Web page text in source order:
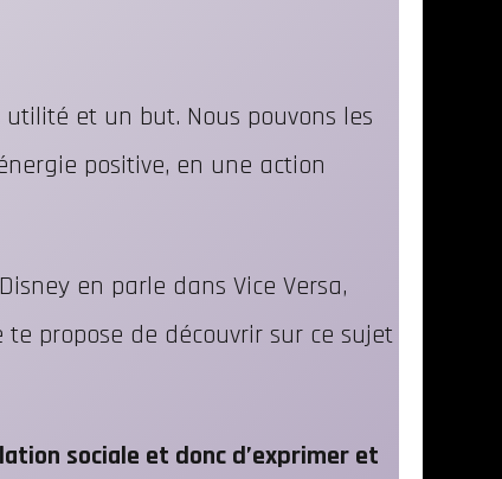
et un but. Nous pouvons les
positive, en une action
en parle dans Vice Versa,
propose de découvrir sur ce sujet
sociale et donc d’exprimer et